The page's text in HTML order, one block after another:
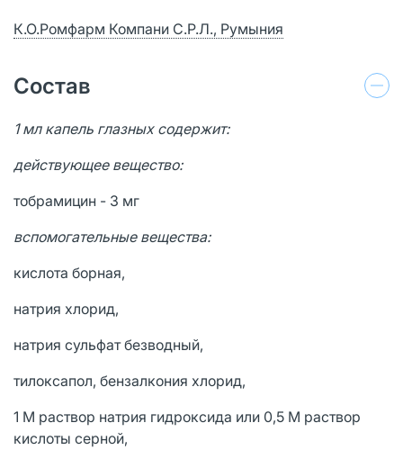
К.О.Ромфарм Компани С.Р.Л., Румыния
Состав
1 мл капель глазных содержит:
действующее вещество:
тобрамицин - 3 мг
вспомогательные вещества:
кислота борная,
натрия хлорид,
натрия сульфат безводный,
тилоксапол, бензалкония хлорид,
1 М раствор натрия гидроксида или 0,5 М раствор
кислоты серной,